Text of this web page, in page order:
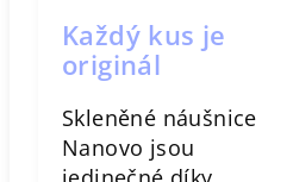
Každý kus je
originál
Skleněné náušnice
Nanovo jsou